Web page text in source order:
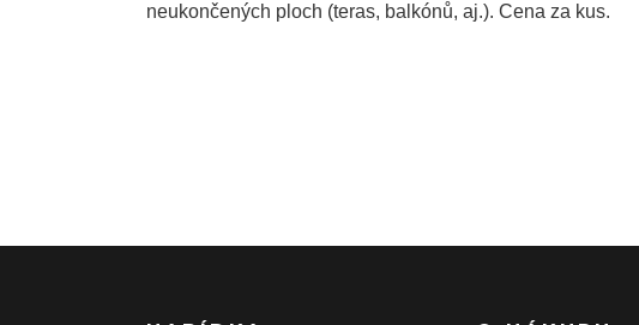
neukončených ploch (teras, balkónů, aj.). Cena za kus.